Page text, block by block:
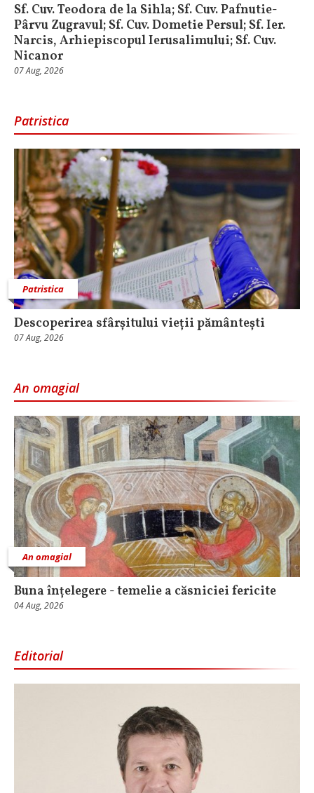
Sf. Cuv. Teodora de la Sihla; Sf. Cuv. Pafnutie-
Pârvu Zugravul; Sf. Cuv. Dometie Persul; Sf. Ier.
Narcis, Arhiepiscopul Ierusalimului; Sf. Cuv.
Nicanor
07 Aug, 2026
Patristica
Patristica
Descoperirea sfârșitului vieții pământești
07 Aug, 2026
An omagial
An omagial
Buna înțelegere - temelie a căsniciei fericite
04 Aug, 2026
Editorial